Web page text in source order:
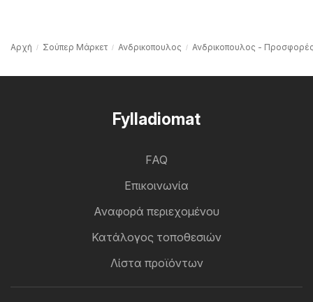
Αρχή Σούπερ Μάρκετ Ανδρικοπουλος Ανδρικοπουλος -
Fylladiomat
FAQ
Επικοινωνία
Αναφορά περιεχομένου
Κατάλογος τοποθεσιών
Λίστα προϊόντων